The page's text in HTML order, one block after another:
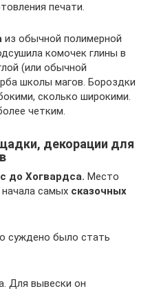
печати.
из обычной полимерной
комочек глины в
(или обычной
школы магов. Бороздки
сколько широкими.
четким.
декорации для
до Хогвардса. Место
самых сказочных
суждено было стать
Для вывески он